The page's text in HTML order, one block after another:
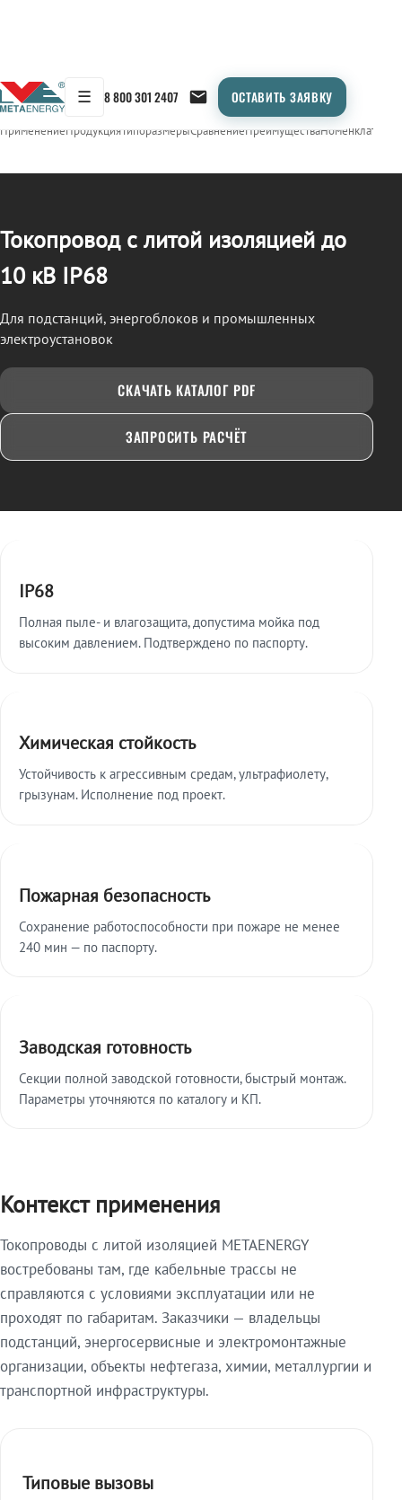
☰ 8 800 301 2407 ОСТАВИТЬ ЗАЯВКУ
← Продукция/ТОКОПРОВОД
ПрименениеПродукцияТипоразмерыСравнениеПреимуществаНоменклатура
Токопровод с литой изоляцией до
10 кВ IP68
Для подстанций, энергоблоков и промышленных
электроустановок
СКАЧАТЬ КАТАЛОГ PDF
ЗАПРОСИТЬ РАСЧЁТ
IP68
Полная пыле- и влагозащита, допустима мойка под
высоким давлением. Подтверждено по паспорту.
Химическая стойкость
Устойчивость к агрессивным средам, ультрафиолету,
грызунам. Исполнение под проект.
Пожарная безопасность
Сохранение работоспособности при пожаре не менее
240 мин — по паспорту.
Заводская готовность
Секции полной заводской готовности, быстрый монтаж.
Параметры уточняются по каталогу и КП.
Контекст применения
Токопроводы с литой изоляцией METAENERGY
востребованы там, где кабельные трассы не
справляются с условиями эксплуатации или не
проходят по габаритам. Заказчики — владельцы
подстанций, энергосервисные и электромонтажные
организации, объекты нефтегаза, химии, металлургии и
транспортной инфраструктуры.
Типовые вызовы